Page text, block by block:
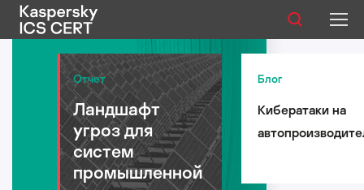
Публикации
Услуги
Уязвимости
Отчет
Ландшафт
угроз для
систем
промышленной
Блог
Кибератаки на